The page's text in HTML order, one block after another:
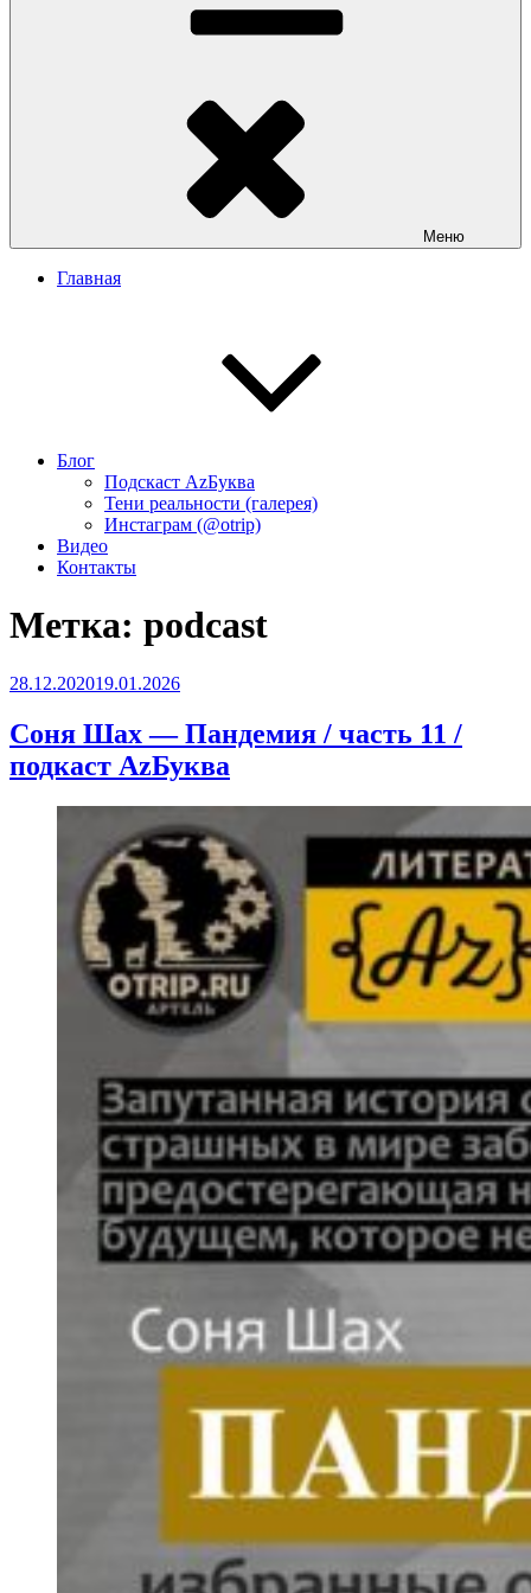
Меню
Главная
Блог
Подскаст АzБуква
Тени реальности (галерея)
Инстаграм (@otrip)
Видео
Контакты
Метка: podcast
Опубликовано
28.12.202019.01.2026
Соня Шах — Пандемия / часть 11 /
подкаст АzБуква